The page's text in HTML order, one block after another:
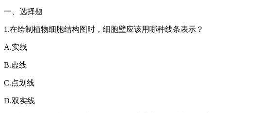
一、选择题
1.在绘制植物细胞结构图时，细胞壁应该用哪种线条表示？
A.实线
B.虚线
C.点划线
D.双实线